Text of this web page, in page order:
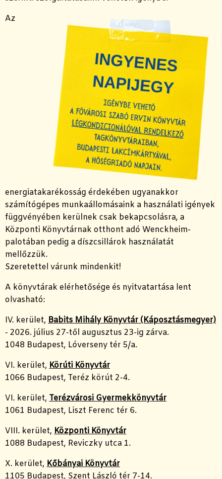
Az
energiatakarékosság érdekében ugyanakkor
számítógépes munkaállomásaink a használati igények
függvényében kerülnek csak bekapcsolásra, a
Központi Könyvtárnak otthont adó Wenckheim-
palotában pedig a díszcsillárok használatát
mellőzzük.
Szeretettel várunk mindenkit!
A könyvtárak elérhetősége és nyitvatartása lent
olvasható:
IV. kerület, Babits Mihály Könyvtár (Káposztásmegyer)
- 2026. július 27-től augusztus 23-ig zárva.
1048 Budapest, Lóverseny tér 5/a.
VI. kerület, Körúti Könyvtár
1066 Budapest, Teréz körút 2-4.
VI. kerület, Terézvárosi Gyermekkönyvtár
1061 Budapest, Liszt Ferenc tér 6.
VIII. kerület, Központi Könyvtár
1088 Budapest, Reviczky utca 1.
X. kerület, Kőbányai Könyvtár
1105 Budapest, Szent László tér 7-14.